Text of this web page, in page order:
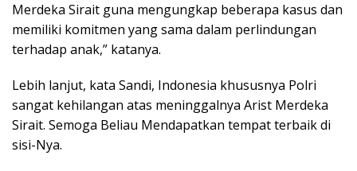
Merdeka Sirait guna mengungkap beberapa kasus dan
memiliki komitmen yang sama dalam perlindungan
terhadap anak,” katanya.
Lebih lanjut, kata Sandi, Indonesia khususnya Polri
sangat kehilangan atas meninggalnya Arist Merdeka
Sirait. Semoga Beliau Mendapatkan tempat terbaik di
sisi-Nya.